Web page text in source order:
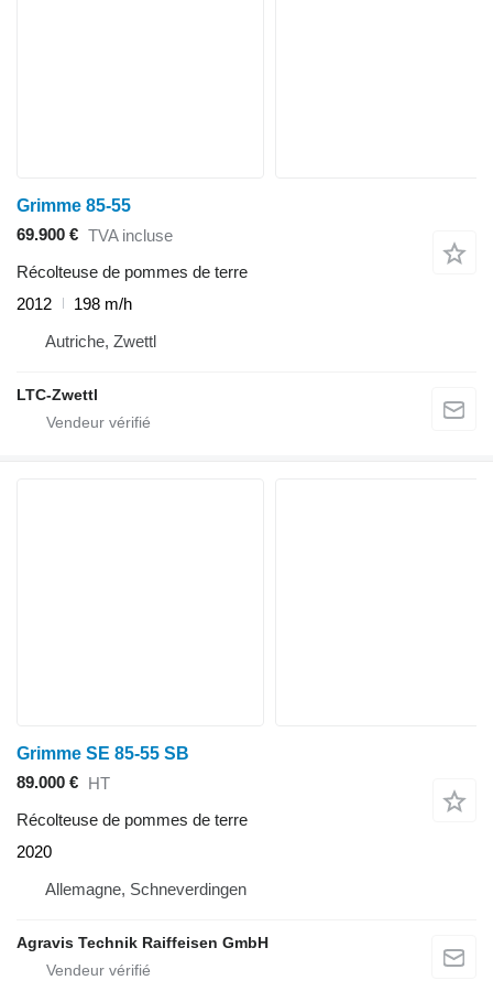
Grimme 85-55
69.900 € TVA incluse
Récolteuse de pommes de terre
2012
198 m/h
Autriche, Zwettl
LTC-Zwettl
Grimme SE 85-55 SB
89.000 € HT
Récolteuse de pommes de terre
2020
Allemagne, Schneverdingen
Agravis Technik Raiffeisen GmbH